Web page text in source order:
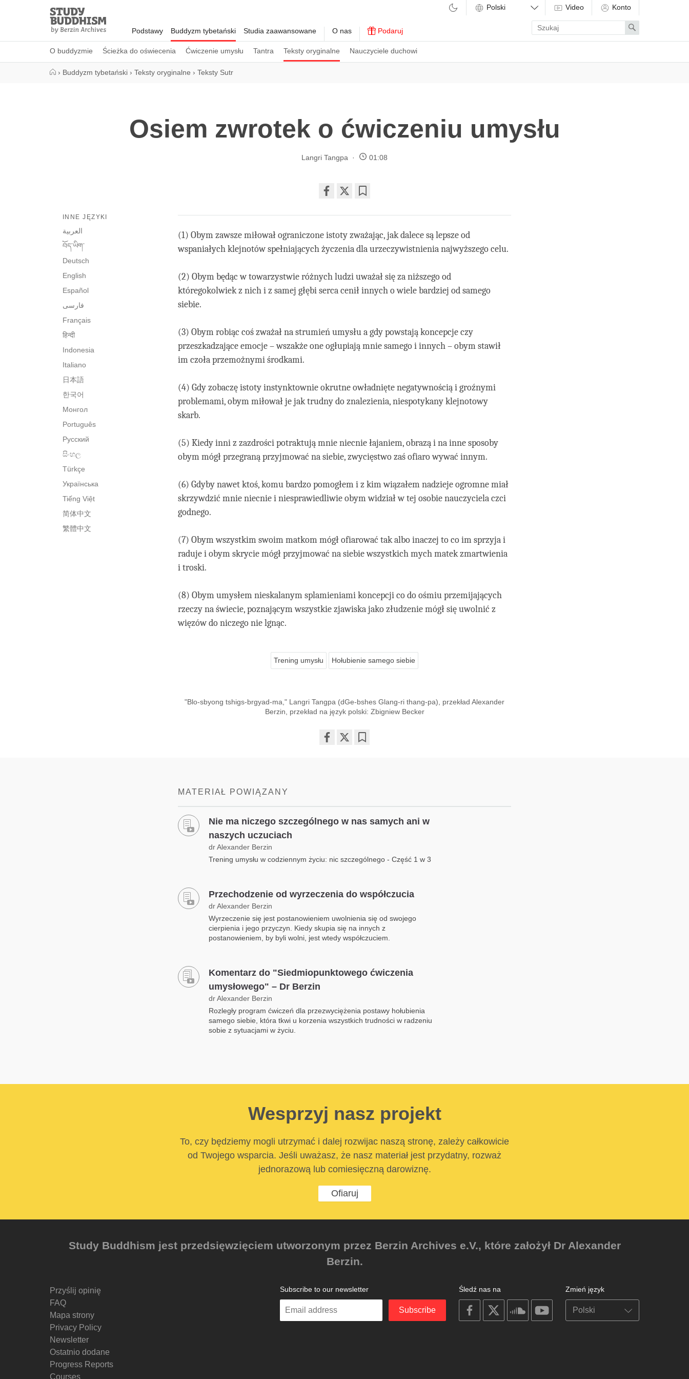
Study
Buddhism
Home
Podstawy Buddyzm tybetański
O buddyzmie Ścieżka do oświecenia Ćwiczenie umysłu Tantra Teksty oryginalne Nauczyciele duchowi
Studia zaawansowane O nas Podaruj
Video Konto
Enter
search
term
Search
› Buddyzm tybetański › Teksty oryginalne › Teksty Sutr
Osiem zwrotek o ćwiczeniu umysłu
Langri Tangpa 01:08
on
facebook
INNE JĘZYKI
العربية
བོད་ཡིག་
Deutsch
English
Español
فارسی
Français
हिन्दी
Indonesia
Italiano
日本語
한국어
Монгол
Português
Русский
සිංහල
Türkçe
Українська
Tiếng Việt
简体中文
繁體中文
(1) Obym zawsze miłował ograniczone istoty zważając, jak dalece są lepsze od
wspaniałych klejnotów spełniających życzenia dla urzeczywistnienia najwyższego celu.
(2) Obym będąc w towarzystwie różnych ludzi uważał się za niższego od
któregokolwiek z nich i z samej głębi serca cenił innych o wiele bardziej od samego
siebie.
(3) Obym robiąc coś zważał na strumień umysłu a gdy powstają koncepcje czy
przeszkadzające emocje – wszakże one ogłupiają mnie samego i innych – obym stawił
im czoła przemożnymi środkami.
(4) Gdy zobaczę istoty instynktownie okrutne owładnięte negatywnością i groźnymi
problemami, obym miłował je jak trudny do znalezienia, niespotykany klejnotowy
skarb.
(5) Kiedy inni z zazdrości potraktują mnie niecnie łajaniem, obrazą i na inne sposoby
obym mógł przegraną przyjmować na siebie, zwycięstwo zaś ofiaro wywać innym.
(6) Gdyby nawet ktoś, komu bardzo pomogłem i z kim wiązałem nadzieje ogromne miał
skrzywdzić mnie niecnie i niesprawiedliwie obym widział w tej osobie nauczyciela czci
godnego.
(7) Obym wszystkim swoim matkom mógł ofiarować tak albo inaczej to co im sprzyja i
raduje i obym skrycie mógł przyjmować na siebie wszystkich mych matek zmartwienia
i troski.
(8) Obym umysłem nieskalanym splamieniami koncepcji co do ośmiu przemijających
rzeczy na świecie, poznającym wszystkie zjawiska jako złudzenie mógł się uwolnić z
więzów do niczego nie lgnąc.
Trening umysłu Hołubienie samego siebie
"Blo-sbyong tshigs-brgyad-ma," Langri Tangpa (dGe-bshes Glang-ri thang-pa), przekład Alexander
Berzin, przekład na język polski: Zbigniew Becker​​​
MATERIAŁ POWIĄZANY
Nie ma niczego szczególnego w nas samych ani w
naszych uczuciach
dr Alexander Berzin
Trening umysłu w codziennym życiu: nic szczególnego - Część 1 w 3
Przechodzenie od wyrzeczenia do współczucia
dr Alexander Berzin
Wyrzeczenie się jest postanowieniem uwolnienia się od swojego
cierpienia i jego przyczyn. Kiedy skupia się na innych z
postanowieniem, by byli wolni, jest wtedy współczuciem.
Komentarz do "Siedmiopunktowego ćwiczenia
umysłowego" – Dr Berzin
dr Alexander Berzin
Rozległy program ćwiczeń dla przezwyciężenia postawy hołubienia
samego siebie, która tkwi u korzenia wszystkich trudności w radzeniu
sobie z sytuacjami w życiu.
Wesprzyj nasz projekt
To, czy będziemy mogli utrzymać i dalej rozwijac naszą stronę, zależy całkowicie
od Twojego wsparcia. Jeśli uważasz, że nasz materiał jest przydatny, rozważ
jednorazową lub comiesięczną darowiznę.
Ofiaruj
Study Buddhism jest przedsięwzięciem utworzonym przez Berzin Archives e.V., które założył Dr Alexander
Berzin.
Przyślij opinię
FAQ
Mapa strony
Privacy Policy
Newsletter
Ostatnio dodane
Progress Reports
Courses
Zmień język
Śledź nas na
on
facebook
soundcloudyoutube
Subscribe to our newsletter
Enter
Subscribe